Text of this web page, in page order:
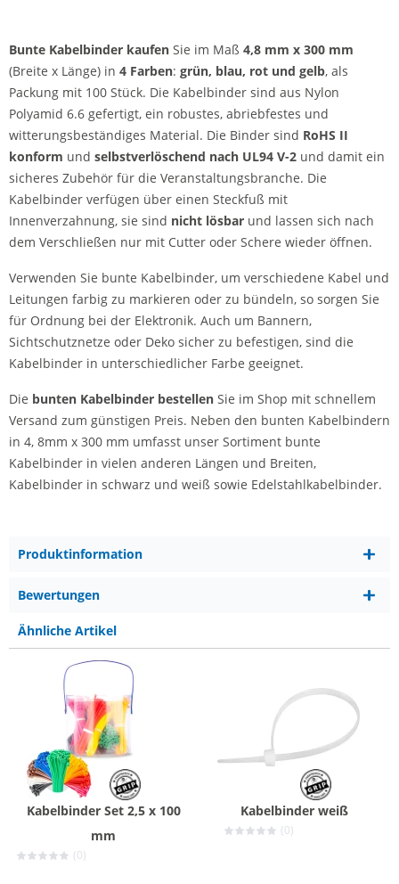
Bunte Kabelbinder kaufen Sie im Maß 4,8 mm x 300 mm
(Breite x Länge) in 4 Farben: grün, blau, rot und gelb, als
Packung mit 100 Stück. Die Kabelbinder sind aus Nylon
Polyamid 6.6 gefertigt, ein robustes, abriebfestes und
witterungsbeständiges Material. Die Binder sind RoHS II
konform und selbstverlöschend nach UL94 V-2 und damit ein
sicheres Zubehör für die Veranstaltungsbranche. Die
Kabelbinder verfügen über einen Steckfuß mit
Innenverzahnung, sie sind nicht lösbar und lassen sich nach
dem Verschließen nur mit Cutter oder Schere wieder öffnen.
Verwenden Sie bunte Kabelbinder, um verschiedene Kabel und
Leitungen farbig zu markieren oder zu bündeln, so sorgen Sie
für Ordnung bei der Elektronik. Auch um Bannern,
Sichtschutznetze oder Deko sicher zu befestigen, sind die
Kabelbinder in unterschiedlicher Farbe geeignet.
Die bunten Kabelbinder bestellen Sie im Shop mit schnellem
Versand zum günstigen Preis. Neben den bunten Kabelbindern
in 4, 8mm x 300 mm umfasst unser Sortiment bunte
Kabelbinder in vielen anderen Längen und Breiten,
Kabelbinder in schwarz und weiß sowie Edelstahlkabelbinder.
Produktinformation
Bewertungen
Ähnliche Artikel
Kabelbinder Set 2,5 x 100
mm
(0)
Kabelbinder weiß
(0)